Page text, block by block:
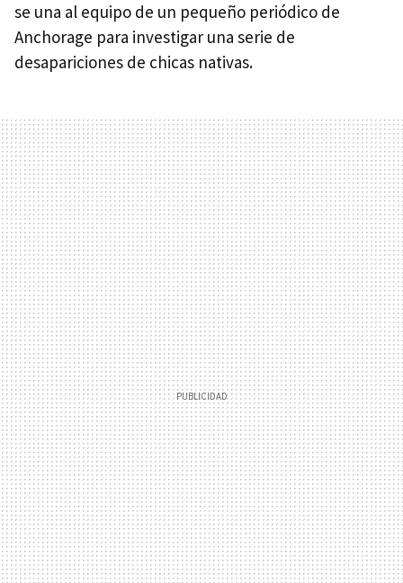
se una al equipo de un pequeño periódico de
Anchorage para investigar una serie de
desapariciones de chicas nativas.